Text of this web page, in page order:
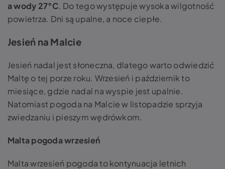
a wody 27°C. Do tego występuje wysoka wilgotność
powietrza. Dni są upalne, a noce ciepłe.
Jesień na Malcie
Jesień nadal jest słoneczna, dlatego warto odwiedzić
Maltę o tej porze roku. Wrzesień i październik to
miesiące, gdzie nadal na wyspie jest upalnie.
Natomiast pogoda na Malcie w listopadzie sprzyja
zwiedzaniu i pieszym wędrówkom.
Malta pogoda wrzesień
Malta wrzesień pogoda to kontynuacja letnich